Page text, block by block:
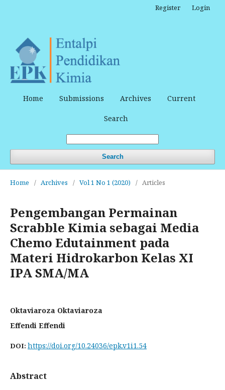
Home Submissions Archives Current
Search
Search
Register Login
Home / Archives / Vol 1 No 1 (2020) / Articles
Pengembangan Permainan
Scrabble Kimia sebagai Media
Chemo Edutainment pada
Materi Hidrokarbon Kelas XI
IPA SMA/MA
Oktaviaroza Oktaviaroza
Effendi Effendi
DOI: https://doi.org/10.24036/epk.v1i1.54
Abstract